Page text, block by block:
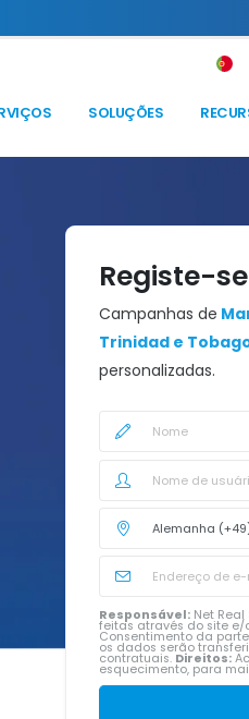
SOLUÇÕES
Registe-
Campanhas de
Trinidad e
personalizadas.
Responsável: Net Real
feitas através do site
Consentimento da
os dados serão
contratuais. Direitos:
esquecimento, para